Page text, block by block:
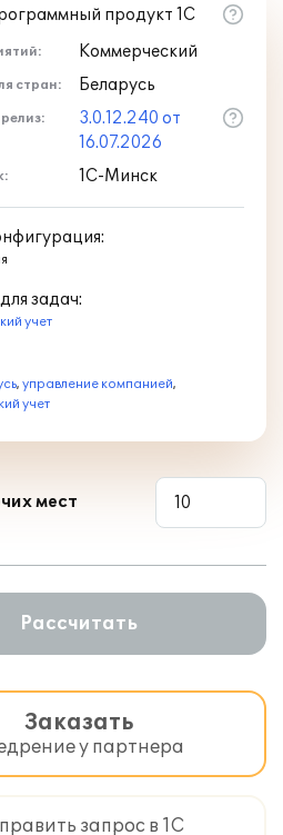
продукт 1С
Коммерческий
стран: Беларусь
3.0.12.240 от
16.07.2026
1С-Минск
задач:
учет
, управление компанией,
учет
мест
Рассчитать
Заказать
у партнера
запрос в 1С